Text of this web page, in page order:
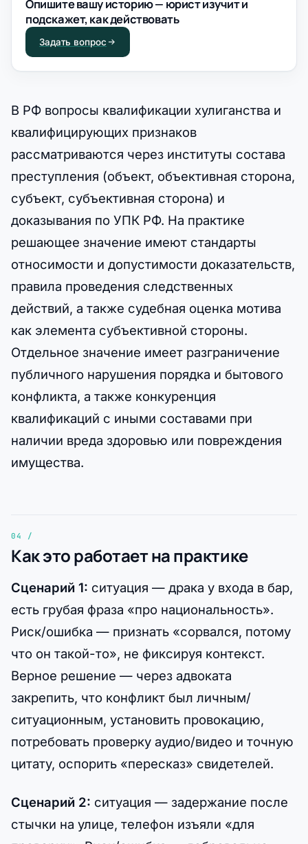
Опишите вашу историю — юрист изучит и
подскажет, как действовать
Задать вопрос
В РФ вопросы квалификации хулиганства и
квалифицирующих признаков
рассматриваются через институты состава
преступления (объект, объективная сторона,
субъект, субъективная сторона) и
доказывания по УПК РФ. На практике
решающее значение имеют стандарты
относимости и допустимости доказательств,
правила проведения следственных
действий, а также судебная оценка мотива
как элемента субъективной стороны.
Отдельное значение имеет разграничение
публичного нарушения порядка и бытового
конфликта, а также конкуренция
квалификаций с иными составами при
наличии вреда здоровью или повреждения
имущества.
Как это работает на практике
Сценарий 1: ситуация — драка у входа в бар,
есть грубая фраза «про национальность».
Риск/ошибка — признать «сорвался, потому
что он такой-то», не фиксируя контекст.
Верное решение — через адвоката
закрепить, что конфликт был личным/
ситуационным, установить провокацию,
потребовать проверку аудио/видео и точную
цитату, оспорить «пересказ» свидетелей.
Сценарий 2: ситуация — задержание после
стычки на улице, телефон изъяли «для